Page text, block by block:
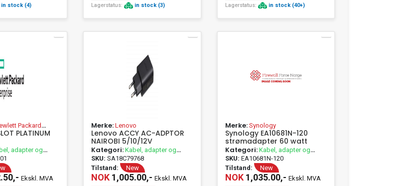
in stock (4) Lagerstatus: in stock (3) Lagerstatus: in stock (40+)
Packard
PLATINUM
adapter og
Ekskl. MVA
Merke:Lenovo
Lenovo ACCY AC-ADPTOR
NAIROBI 5/10/12V
Kategori:Kabel, adapter og
passivt utstyr
SKU:SA18C79768
Tilstand:
New
NOK 1,005.00,-Ekskl. MVA
Merke: Synology
Synology EA10681N-120
strømadapter 60 watt
Kategori: Kabel, adapter og
passivt utstyr
SKU: EA10681N-120
Tilstand:
New
NOK1,035.00,- Ekskl. MVA